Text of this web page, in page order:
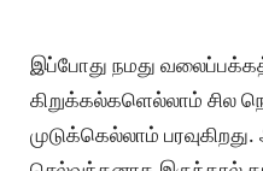
இப்போது நமது
கிறுக்கல்களெல்லாம் சில
முடுக்கெல்லாம்